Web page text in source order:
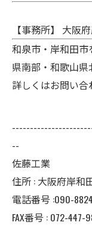
【事務所】 大阪
和泉市・岸和田
県南部・和歌山県
詳しくはお問い合
--
佐藤工業
住所 : 大阪府岸和
電話番号 :090-
FAX番号 : 072-447-